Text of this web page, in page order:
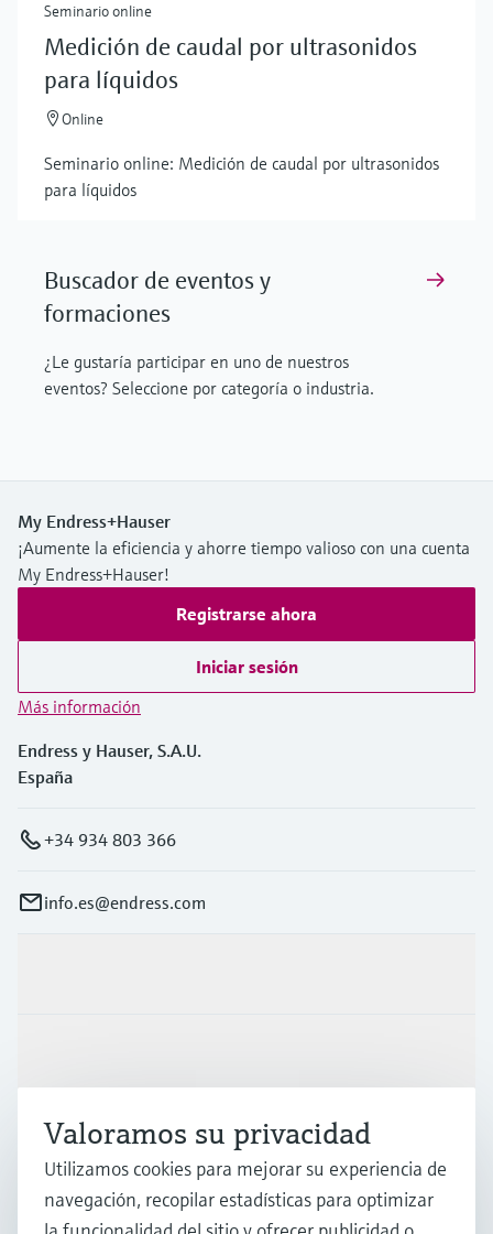
Seminario online
Medición de caudal por ultrasonidos
para líquidos
Online
Seminario online: Medición de caudal por ultrasonidos
para líquidos
Buscador de eventos y
formaciones
¿Le gustaría participar en uno de nuestros
eventos? Seleccione por categoría o industria.
My Endress+Hauser
¡Aumente la eficiencia y ahorre tiempo valioso con una cuenta
My Endress+Hauser!
Registrarse ahora
Iniciar sesión
Más información
Endress y Hauser, S.A.U.
España
+34 934 803 366
info.es@endress.com
Soporte
Compañía
Valoramos su privacidad
Utilizamos cookies para mejorar su experiencia de
navegación, recopilar estadísticas para optimizar